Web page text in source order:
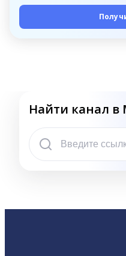
Найти канал в